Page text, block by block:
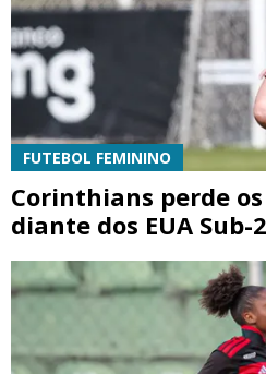
FUTEBOL FEMININO
Corinthians perde
diante dos EUA Sub-